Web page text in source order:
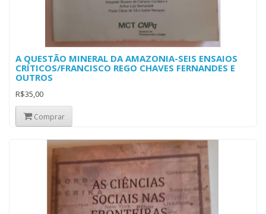
A QUESTÃO MINERAL DA AMAZONIA-SEIS ENSAIOS
CRÍTICOS/FRANCISCO REGO CHAVES FERNANDES E
OUTROS
R$35,00
Comprar